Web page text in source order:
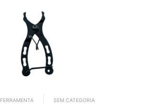
FERRAMENTA SEM CATEGORIA